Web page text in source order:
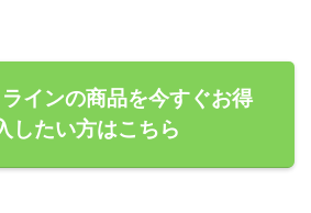
インの商品を今すぐお得
したい方はこちら